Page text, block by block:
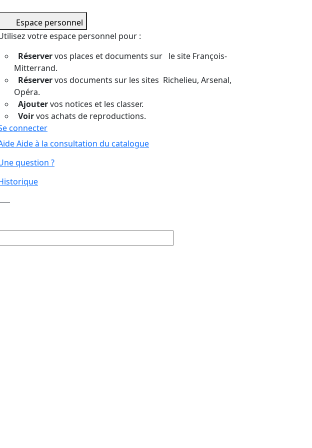
Espace personnel
votre espace personnel pour :
Réservervos places et documents sur le site François-
Mitterrand.
Réservervos documents sur les sites Richelieu, Arsenal,
Opéra.
Ajoutervos notices et les classer.
Voirvos achats de reproductions.
connecter
Aide à la consultation du catalogue
question ?